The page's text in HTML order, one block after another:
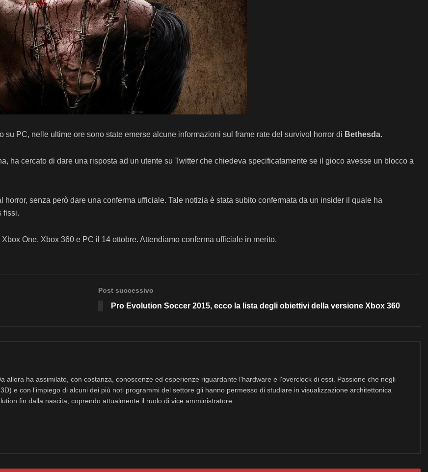
su PC, nelle ultime ore sono state emerse alcune informazioni sul frame rate del survivol horror di Bethesda.
ha cercato di dare una risposta ad un utente su Twitter che chiedeva specificatamente se il gioco avesse un blocco a
senza però dare una conferma ufficiale. Tale notizia è stata subito confermata da un insider il quale ha
fissi.
One, Xbox 360 e PC il 14 ottobre. Attendiamo conferma ufficiale in merito.
Post successivo
Pro Evolution Soccer 2015, ecco la lista degli obiettivi della versione Xbox 360
allora ha assimilato, con costanza, conoscenze ed esperienze riguardante l'hardware e l'overclock di essi. Passione che negli
e con l'impiego di alcuni dei più noti programmi del settore gli hanno permesso di studiare in visualizzazione architettonica
fin dalla nascita, coprendo attualmente il ruolo di vice amministratore.